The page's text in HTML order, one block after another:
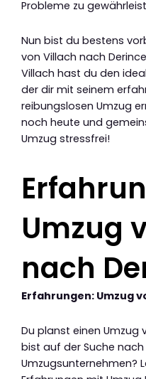
Probleme zu
Nun bist du bestens
von Villach nach
Villach hast du den
der dir mit seinem
reibungslosen Umzug
noch heute und
Umzug stressfrei!
Umzug
nach
Erfahrungen: Umzug
Du planst einen Umzug
bist auf der Suche
Umzugsunternehmen?